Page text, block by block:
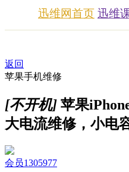
迅维网首页 迅维
返回
苹果手机维修
[不开机] 苹果
大电流维修，小电
会员1305977